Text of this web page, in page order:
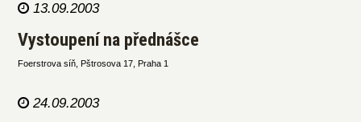
13.09.2003
Vystoupení na přednášce
Foerstrova síň, Pštrosova 17, Praha 1
24.09.2003